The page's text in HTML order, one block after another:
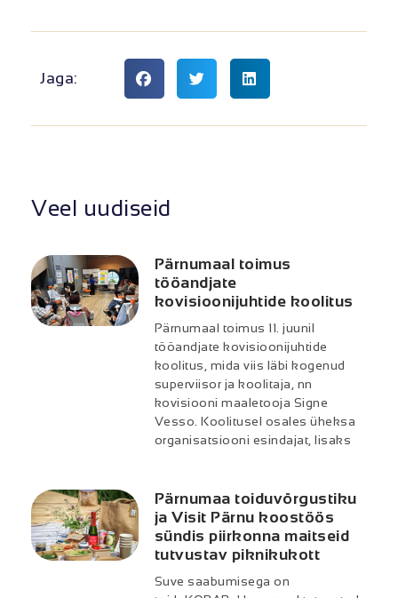
Jaga:
Veel uudiseid
Pärnumaal toimus
tööandjate
kovisioonijuhtide koolitus
Pärnumaal toimus 11. juunil
tööandjate kovisioonijuhtide
koolitus, mida viis läbi kogenud
superviisor ja koolitaja, nn
kovisiooni maaletooja Signe
Vesso. Koolitusel osales üheksa
organisatsiooni esindajat, lisaks
Pärnumaa toiduvõrgustiku
ja Visit Pärnu koostöös
sündis piirkonna maitseid
tutvustav piknikukott
Suve saabumisega on